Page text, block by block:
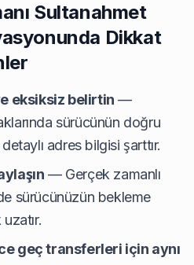
Sultanahmet
Dikkat
eksiksiz belirtin —
sürücünün doğru
adres bilgisi şarttır.
— Gerçek zamanlı
sürücünüzün bekleme
geç transferleri için aynı